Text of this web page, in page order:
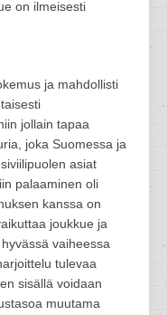
on ilmeisesti
ja mahdollisti
jollain tapaa
joka Suomessa ja
asiat
palaaminen oli
kanssa on
joukkue ja
vaiheessa
tulevaa
sisällä voidaan
muutama